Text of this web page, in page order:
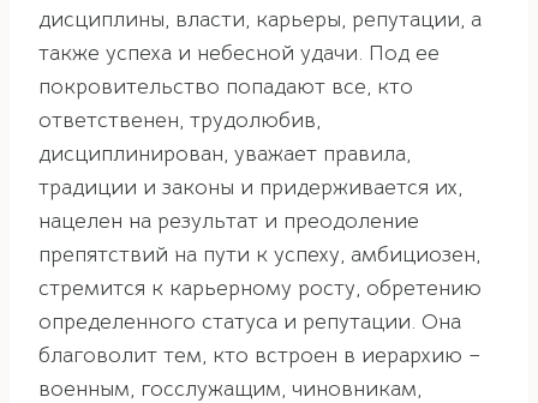
дисциплины, власти, карьеры, репутации, а
также успеха и небесной удачи. Под ее
покровительство попадают все, кто
ответственен, трудолюбив,
дисциплинирован, уважает правила,
традиции и законы и придерживается их,
нацелен на результат и преодоление
препятствий на пути к успеху, амбициозен,
стремится к карьерному росту, обретению
определенного статуса и репутации. Она
благоволит тем, кто встроен в иерархию –
военным, госслужащим, чиновникам,